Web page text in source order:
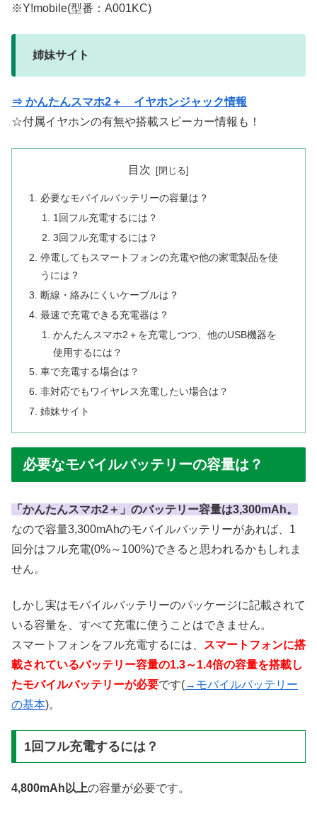
※Y!mobile(型番：A001KC)
姉妹サイト
⇒ かんたんスマホ2＋ イヤホンジャック情報
☆付属イヤホンの有無や搭載スピーカー情報も！
目次
必要なモバイルバッテリーの容量は？
1回フル充電するには？
3回フル充電するには？
停電してもスマートフォンの充電や他の家電製品を使
うには？
断線・絡みにくいケーブルは？
最速で充電できる充電器は？
かんたんスマホ2＋を充電しつつ、他のUSB機器を
使用するには？
車で充電する場合は？
非対応でもワイヤレス充電したい場合は？
姉妹サイト
必要なモバイルバッテリーの容量は？
「かんたんスマホ2＋」のバッテリー容量は3,300mAh。
なので容量3,300mAhのモバイルバッテリーがあれば、1
回分はフル充電(0%～100%)できると思われるかもしれま
せん。
しかし実はモバイルバッテリーのパッケージに記載されて
いる容量を、すべて充電に使うことはできません。
スマートフォンをフル充電するには、
スマートフォンに搭
載されているバッテリー容量の1.3～1.4倍の容量を搭載し
たモバイルバッテリーが必要です(→モバイルバッテリー
の基本)。
1回フル充電するには？
4,800mAh以上の容量が必要です。